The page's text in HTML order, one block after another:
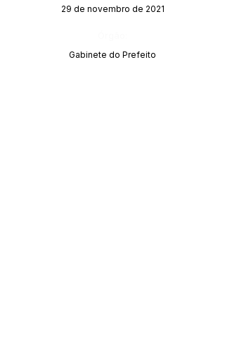
29 de novembro de 2021
Gabinete do Prefeito